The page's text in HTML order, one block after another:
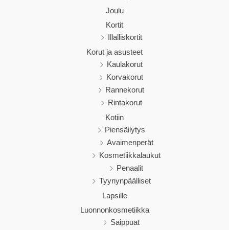
Joulu
Kortit
Illalliskortit
Korut ja asusteet
Kaulakorut
Korvakorut
Rannekorut
Rintakorut
Kotiin
Piensäilytys
Avaimenperät
Kosmetiikkalaukut
Penaalit
Tyynynpäälliset
Lapsille
Luonnonkosmetiikka
Saippuat